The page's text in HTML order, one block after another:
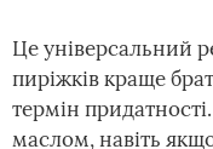
Це універсальний
пиріжків краще
термін
маслом, навіть